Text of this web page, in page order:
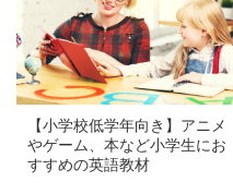
【小学校低学年向き】アニメ
やゲーム、本など小学生にお
すすめの英語教材